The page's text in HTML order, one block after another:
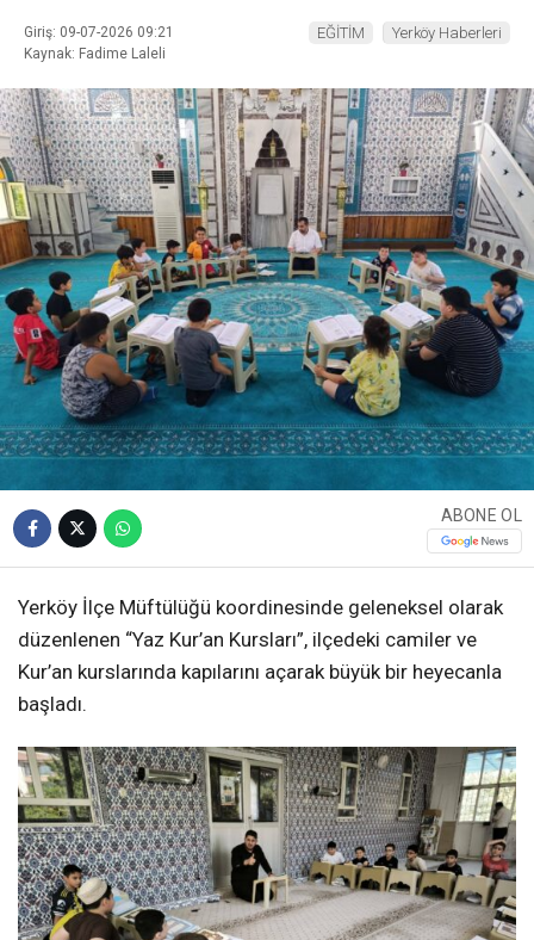
Giriş: 09-07-2026 09:21
Kaynak: Fadime Laleli
EĞİTİM Yerköy Haberleri
ABONE OL
Yerköy İlçe Müftülüğü koordinesinde geleneksel olarak
düzenlenen “Yaz Kur’an Kursları”, ilçedeki camiler ve
Kur’an kurslarında kapılarını açarak büyük bir heyecanla
başladı.